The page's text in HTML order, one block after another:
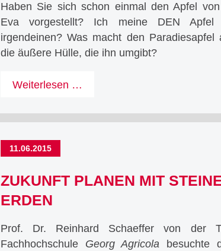
Haben Sie sich schon einmal den Apfel
Eva vorgestellt? Ich meine DEN
irgendeinen? Was macht den Paradiesapfel
die äußere Hülle, die ihn umgibt?
Weiterlesen …
11.06.2015
ZUKUNFT PLANEN MIT
ERDEN
Prof. Dr. Reinhard Schaeffer von der
Fachhochschule Georg Agricola besuchte